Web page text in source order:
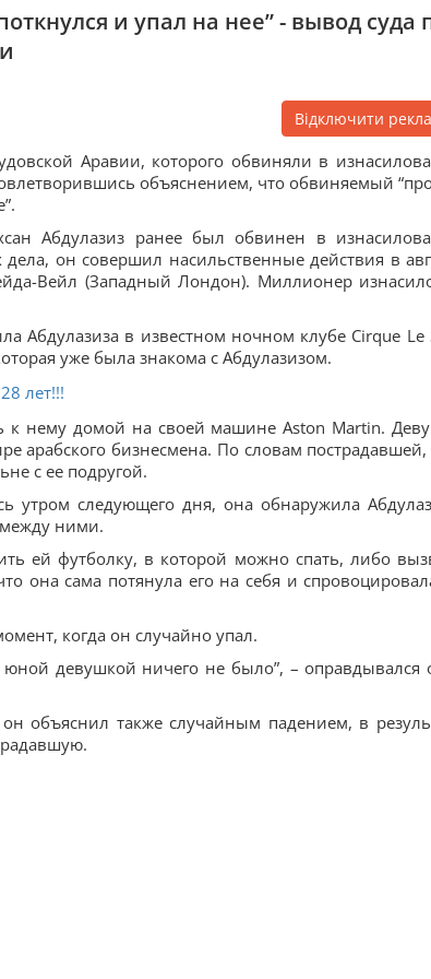
и упал на нее” - вывод суда
Відключити
Аравии, которого обвиняли в
объяснением, что обвиняемый
Абдулазиз ранее был обвинен в
он совершил насильственные действия в
Вейл (Западный Лондон). Миллионер
Абдулазиза в известном ночном клубе Cirque Le
уже была знакома с Абдулазизом.
лет!!!
к нему домой на своей машине Aston Martin.
арабского бизнесмена. По словам
с ее подругой.
утром следующего дня, она обнаружила
между ними.
ей футболку, в которой можно спать, либо
она сама потянула его на себя и
когда он случайно упал.
девушкой ничего не было”, – оправдывался
объяснил также случайным падением, в